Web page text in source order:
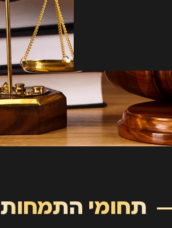
תחומי התמחות